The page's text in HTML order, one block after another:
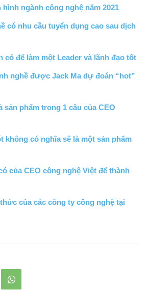
ngành công nghệ năm 2021
có nhu cầu tuyển dụng cao sau dịch
có để làm một Leader và lãnh đạo tốt
nghề được Jack Ma dự đoán “hot”
sản phẩm trong 1 câu của CEO
không có nghĩa sẽ là một sản phẩm
của CEO công nghệ Việt để thành
của các công ty công nghệ tại